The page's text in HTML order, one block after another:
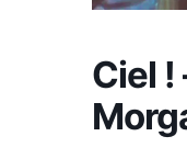
Ciel !